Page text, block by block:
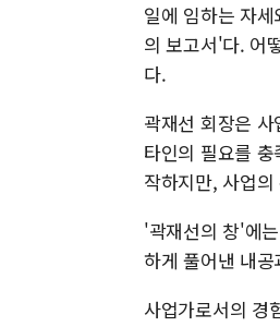
일에 임하는 자
의 보고서'다. 어
다.
곽재선 회장은
타인의 필요를
작하지만, 사업
'곽재선의 창'에
하게 풀어낸 내
사업가로서의 경